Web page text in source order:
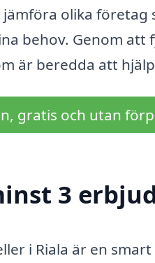
olika företag
behov. Genom
är beredda att
gratis och utan
3
i Riala är en